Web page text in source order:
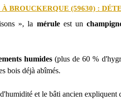
BROUCKERQUE (59630) :
», la méruleest un
humides(plus de 60 %
bois déjà abîmés.
et le bâti ancien expliquent